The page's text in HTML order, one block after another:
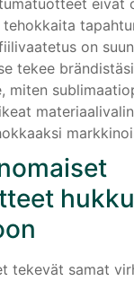
eivät
on
tekee
miten
tekevät samat